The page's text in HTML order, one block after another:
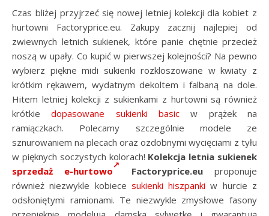
Czas bliżej przyjrzeć się nowej letniej kolekcji dla kobiet z
hurtowni Factoryprice.eu. Zakupy zacznij najlepiej od
zwiewnych letnich sukienek, które panie chętnie przecież
noszą w upały. Co kupić w pierwszej kolejności? Na pewno
wybierz piękne midi sukienki rozkloszowane w kwiaty z
krótkim rękawem, wydatnym dekoltem i falbaną na dole.
Hitem letniej kolekcji z sukienkami z hurtowni są również
krótkiedopasowane sukienki basic w prążek na
ramiączkach. Polecamy szczególnie modele ze
sznurowaniem na plecach oraz ozdobnymi wycięciami z tyłu
w pięknych soczystych kolorach! Kolekcja letnia sukienek
sprzedaż e-hurtowo
Factoryprice.euproponuje
również niezwykle kobiece sukienki hiszpanki w hurcie z
odsłoniętymi ramionami. Te niezwykle zmysłowe fasony